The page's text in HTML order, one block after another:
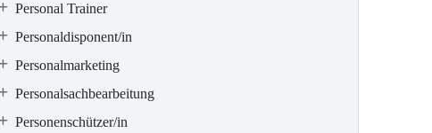
Personal Trainer
Personaldisponent/in
Personalmarketing
Personalsachbearbeitung
Personenschützer/in